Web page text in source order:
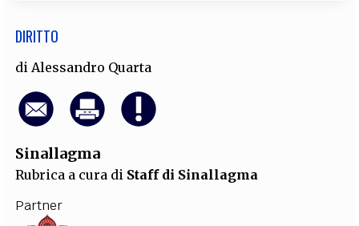
DIRITTO
di Alessandro Quarta
Sinallagma
Rubrica a cura di Staff di Sinallagma
Partner